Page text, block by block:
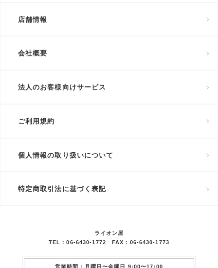
店舗情報
会社概要
法人のお客様向けサービス
ご利用規約
個人情報の取り扱いについて
特定商取引法に基づく表記
ライオン屋
TEL：06-6430-1772 FAX：06-6430-1773
営業時間：月曜日〜金曜日 9:00〜17:00